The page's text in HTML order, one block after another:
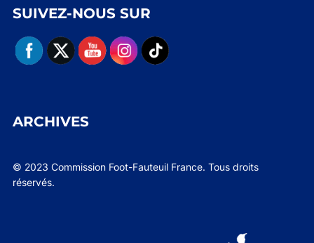
SUIVEZ-NOUS SUR
ARCHIVES
© 2023 Commission Foot-Fauteuil France. Tous droits
réservés.